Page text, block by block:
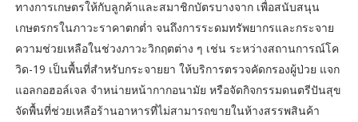
ทางการเกษตรให้กับลูกค้าและสมาชิกบัตรบางจาก เพื่อสนับสนุน
เกษตรกรในภาวะราคาตกต่ำ จนถึงการระดมทรัพยากรและกระจาย
ความช่วยเหลือในช่วงภาวะวิกฤตต่าง ๆ เช่น ระหว่างสถานการณ์โค
วิด-19 เป็นพื้นที่สำหรับกระจายยา ให้บริการตรวจคัดกรองผู้ป่วย แจก
แอลกอฮอล์เจล จำหน่ายหน้ากากอนามัย หรือจัดกิจกรรมดนตรีปันสุข
จัดพื้นที่ช่วยเหลือร้านอาหารที่ไม่สามารถขายในห้างสรรพสินค้า